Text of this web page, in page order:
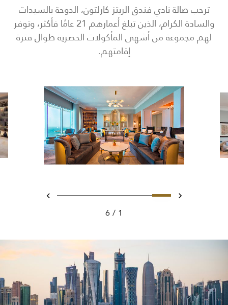
ترحب صالة نادي فندق الريتز كارلتون، الدوحة بالسيدات
والسادة الكرام، الذين تبلغ أعمارهم 21 عامًا فأكثر، وتوفر
لهم مجموعة من أشهى المأكولات الحصرية طوال فترة
إقامتهم.
السابق
تحريك 1 - Club Roomتحريك 2 - The Ritz-Carlton Club® Levelتحريك 3 - The Ritz-Carlton Club® Levelتحريك 4 - The Ritz-Carlton Club® Levelتحريك 5 - The Ritz-Carlton Clubتحريك 6 - The Ritz-Carlton Club® Levelالتالي
1
6